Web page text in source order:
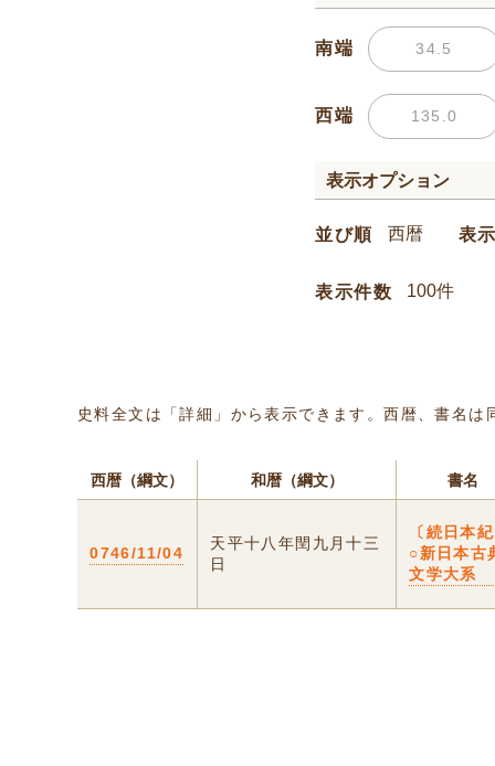
南端
西端
表示オプション
並び順 表
表示件数
史料全文は「詳細」から表示できます。西暦、書名
西暦（綱文） 和暦（綱文） 書名
0746/11/04
天平十八年閏九月十三
日
〔続日本
○新日本古
文学大系